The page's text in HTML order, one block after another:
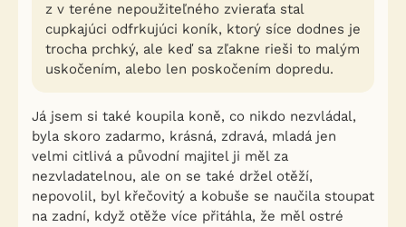
z v teréne nepoužiteľného zvieraťa stal
cupkajúci odfrkujúci koník, ktorý síce dodnes je
trocha prchký, ale keď sa zľakne rieši to malým
uskočením, alebo len poskočením dopredu.
Já jsem si také koupila koně, co nikdo nezvládal,
byla skoro zadarmo, krásná, zdravá, mladá jen
velmi citlivá a původní majitel ji měl za
nezvladatelnou, ale on se také držel otěží,
nepovolil, byl křečovitý a kobuše se naučila stoupat
na zadní, když otěže více přitáhla, že měl ostré